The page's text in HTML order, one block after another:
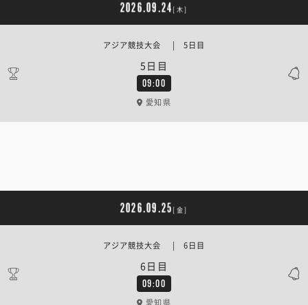
2026.09.24 [木]
09:00
5日目
アジア競技大会 | 5日目
愛知県
2026.09.25 [金]
09:00
6日目
アジア競技大会 | 6日目
愛知県